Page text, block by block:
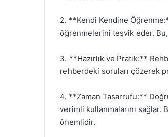
2. **Kendi Kendine
öğrenmelerini teşvik eder.
3. **Hazırlık ve Pratik:**
rehberdeki soruları çözerek
4. **Zaman Tasarrufu:**
verimli kullanmalarını
önemlidir.